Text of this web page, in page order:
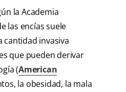
la Academia
las encías suele
cantidad invasiva
que pueden derivar
(American
la obesidad, la mala